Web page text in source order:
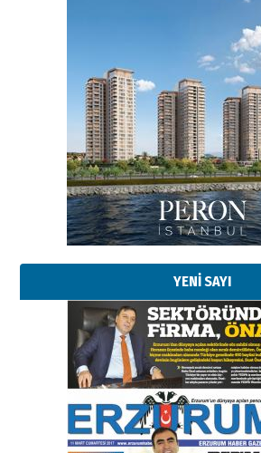
YENİ SAYI
Esat BİNDESEN